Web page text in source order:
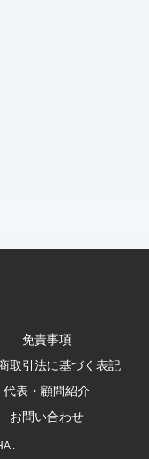
免責事項
取引法に基づく表記
代表・顧問紹介
お問い合わせ
.